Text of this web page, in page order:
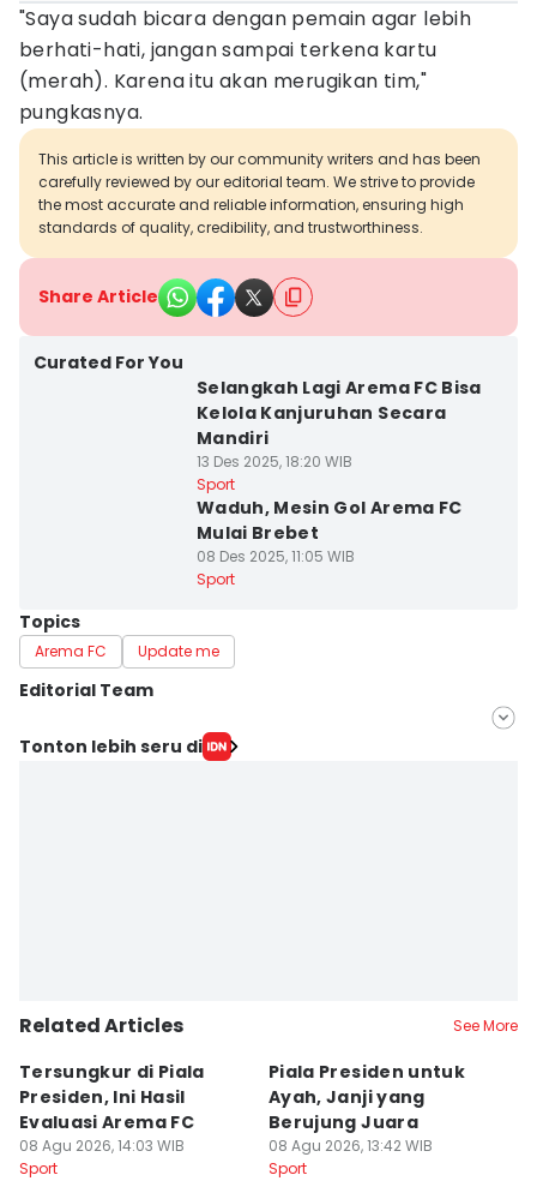
"Saya sudah bicara dengan pemain agar lebih
berhati-hati, jangan sampai terkena kartu
(merah). Karena itu akan merugikan tim,"
pungkasnya.
This article is written by our community writers and has been
carefully reviewed by our editorial team. We strive to provide
the most accurate and reliable information, ensuring high
standards of quality, credibility, and trustworthiness.
Share Article
Curated For You
Selangkah Lagi Arema FC Bisa
Kelola Kanjuruhan Secara
Mandiri
13 Des 2025, 18:20 WIB
Sport
Waduh, Mesin Gol Arema FC
Mulai Brebet
08 Des 2025, 11:05 WIB
Sport
Topics
Arema FC Update me
Editorial Team
Editor
Tonton lebih seru di
Related Articles See More
Tersungkur di Piala
Presiden, Ini Hasil
Evaluasi Arema FC
08 Agu 2026, 14:03 WIB
Sport
Piala Presiden untuk
Ayah, Janji yang
Berujung Juara
08 Agu 2026, 13:42 WIB
Sport